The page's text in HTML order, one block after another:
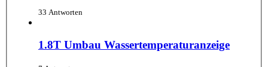
33 Antworten
1.8T Umbau Wassertemperaturanzeige